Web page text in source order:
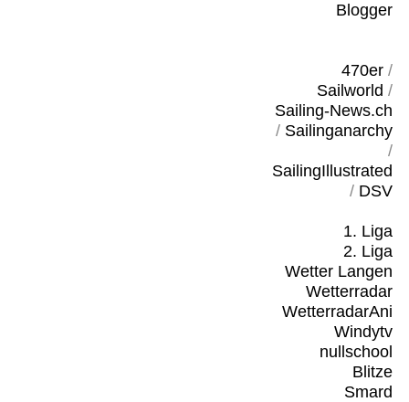
Blogger
470er/
Sailworld /
Sailing-News.ch
/ Sailinganarchy
/
SailingIllustrated
/ DSV
1. Liga
2. Liga
Wetter Langen
Wetterradar
WetterradarAni
Windytv
nullschool
Blitze
Smard